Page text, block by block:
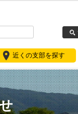
近くの支部を探す